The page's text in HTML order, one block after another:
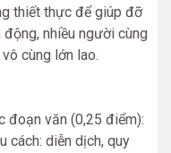
thiết thực để giúp đỡ
nhiều người cùng
cùng lớn lao.
văn (0,25 điểm):
cách: diễn dịch, quy